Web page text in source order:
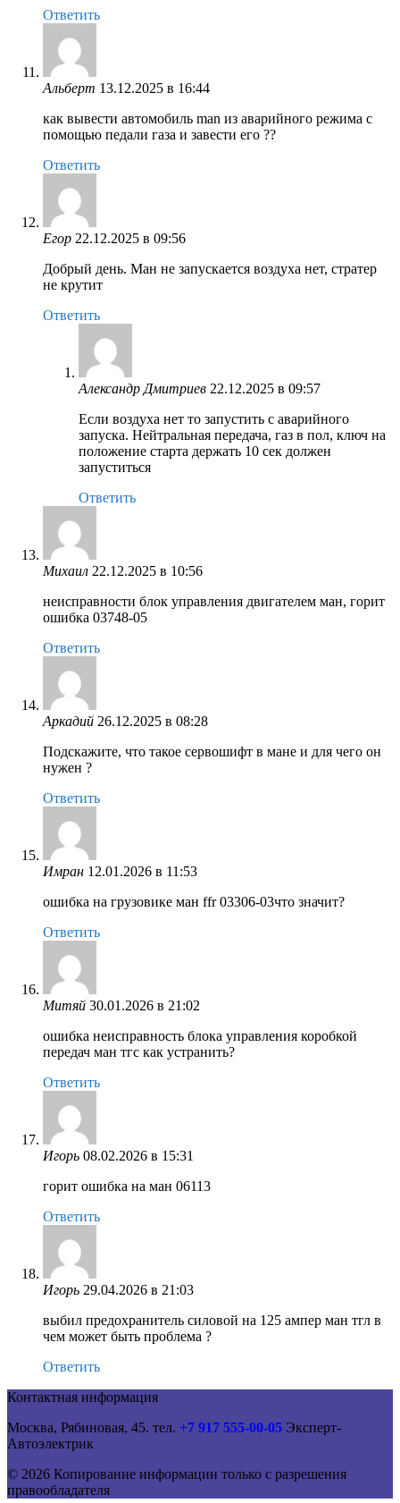
Ответить
Альберт 13.12.2025 в 16:44
как вывести автомобиль man из аварийного режима с
помощью педали газа и завести его ??
Ответить
Егор 22.12.2025 в 09:56
Добрый день. Ман не запускается воздуха нет, стратер
не крутит
Ответить
Александр Дмитриев 22.12.2025 в 09:57
Если воздуха нет то запустить с аварийного
запуска. Нейтральная передача, газ в пол, ключ на
положение старта держать 10 сек должен
запуститься
Ответить
Михаил 22.12.2025 в 10:56
неисправности блок управления двигателем ман, горит
ошибка 03748-05
Ответить
Аркадий 26.12.2025 в 08:28
Подскажите, что такое сервошифт в мане и для чего он
нужен ?
Ответить
Имран 12.01.2026 в 11:53
ошибка на грузовике ман ffr 03306-03что значит?
Ответить
Митяй 30.01.2026 в 21:02
ошибка неисправность блока управления коробкой
передач ман тгс как устранить?
Ответить
Игорь 08.02.2026 в 15:31
горит ошибка на ман 06113
Ответить
Игорь 29.04.2026 в 21:03
выбил предохранитель силовой на 125 ампер ман тгл в
чем может быть проблема ?
Ответить
Контактная информация
Москва, Рябиновая, 45. тел. +7 917 555-00-05 Эксперт-
Автоэлектрик
© 2026 Копирование информации только с разрешения
правообладателя